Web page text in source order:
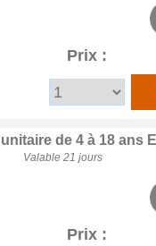
Prix :
de 4 à 18 ans
Valable 21 jours
Prix :